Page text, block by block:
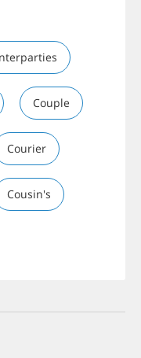
Couple
Courier
Cousin's